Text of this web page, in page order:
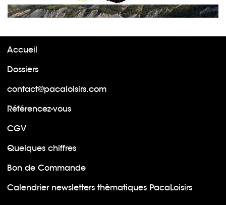
Accueil
Dossiers
contact@pacaloisirs.com
Référencez-vous
CGV
Quelques chiffres
Bon de Commande
Calendrier newsletters thèmatiques PacaLoisirs